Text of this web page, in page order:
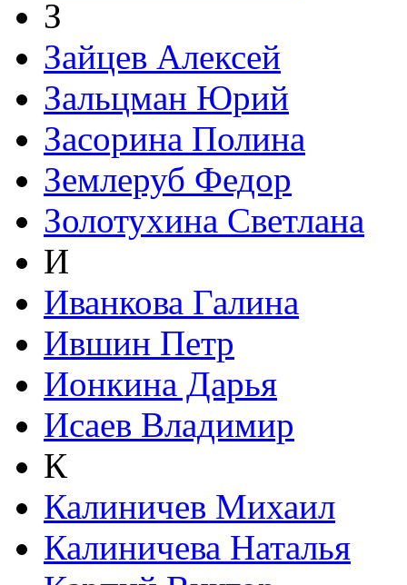
З
Зайцев Алексей
Зальцман Юрий
Засорина Полина
Землеруб Федор
Золотухина Светлана
И
Иванкова Галина
Ившин Петр
Ионкина Дарья
Исаев Владимир
К
Калиничев Михаил
Калиничева Наталья